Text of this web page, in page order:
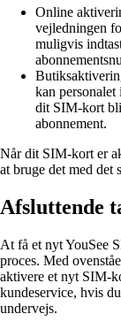
Online
vejledningen
muligvis
kan
dit SIM-kort
abonnement.
Når dit SIM-kort er
at bruge det med det
Afsluttende
At få et nyt YouSee
proces. Med
aktivere et nyt SIM-
kundeservice, hvis
undervejs.